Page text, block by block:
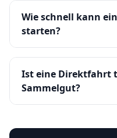
Wie schnell kann
starten?
Ist eine Direktfahrt
Sammelgut?